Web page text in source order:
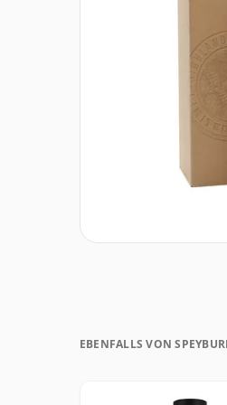
EBENFALLS VON